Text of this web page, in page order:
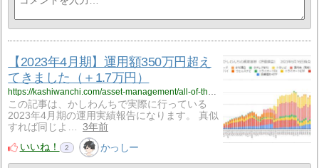
【2023年4月期】運用額350万円超え
てきました（＋1.7万円）
https://kashiwanchi.com/asset-management/all-of-the-operational-report/apr-2023/
この記事は、かしわんちで実際に行っている
2023年4月期の運用実績報告になります。 真似
すれば同じよ…
3年前
いいね！
2 かっしー